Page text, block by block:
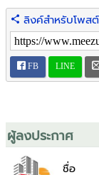
- ผังเมืองสีเขียว :
- ถนนเทศบาล 2 (ลา
- สาธารณูปโภคครบ
📍 พิกัด Google
## 💡 ศักยภาพการล
- เหมาะทำ **บ้านพั
- ลงทุนเป็น **Land
ลิงค์สำหรับโพส
FB LINE
ผู้ลงประกาศ
ชื่อ